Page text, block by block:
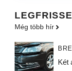
Még több hír
Két